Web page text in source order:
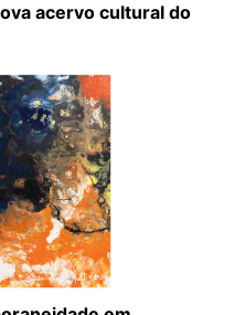
acervo cultural do